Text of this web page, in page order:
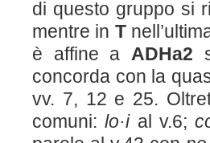
di questo gruppo si
mentre in T
è affine a ADHa2
concorda con la
vv. 7, 12 e 25.
comuni:lo·ial v.6;